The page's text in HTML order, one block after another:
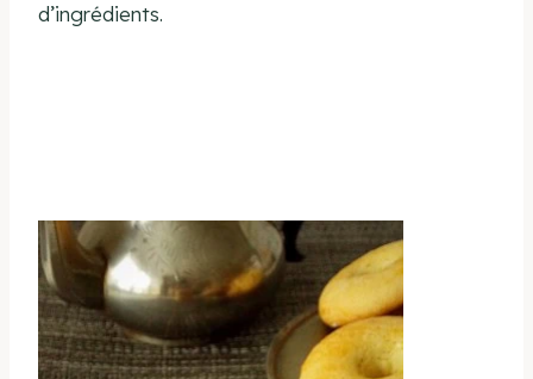
d’ingrédients.